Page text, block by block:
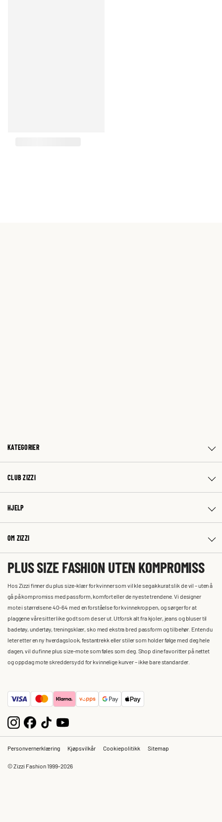
KATEGORIER
CLUB ZIZZI
HJELP
OM ZIZZI
PLUS SIZE FASHION UTEN KOMPROMISS
Hos Zizzi finner du plus size-klær for kvinner som vil kle seg akkurat slik de vil – uten å
gå på kompromiss med passform, komfort eller de nyeste trendene. Vi designer
mote i størrelsene 40–64 med en forståelse for kvinnekroppen, og sørger for at
plaggene våre sitter like godt som de ser ut. Utforsk alt fra kjoler, jeans og bluser til
badetøy, undertøy, treningsklær, sko med ekstra bred passform og tilbehør. Enten du
leter etter en ny hverdagslook, festantrekk eller stiler som holder følge med deg hele
dagen, vil du finne plus size-mote som føles som deg. Shop dine favoritter på nettet
og oppdag mote skreddersydd for kvinnelige kurver – ikke bare standarder.
Personvernerklæring Kjøpsvilkår Cookiepolitikk Sitemap
© Zizzi Fashion 1999-2026